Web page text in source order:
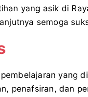
yang asik di
semoga
yang
penafsiran, dan